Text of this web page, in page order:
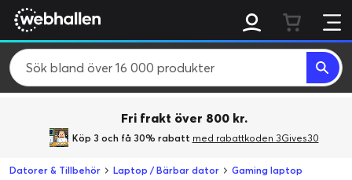
Fri frakt över 800 kr.
Köp 3 och få 30% rabatt med rabattkoden 3Gives30
Datorer & Tillbehör Laptop / Bärbar dator Gaming laptop